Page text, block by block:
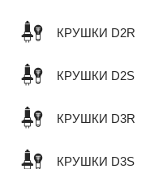
КРУШКИ D2R
КРУШКИ D2S
КРУШКИ D3R
КРУШКИ D3S